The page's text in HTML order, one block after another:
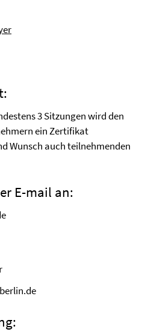
3 Sitzungen wird den
ein Zertifikat
Wunsch auch teilnehmenden
E-mail an: